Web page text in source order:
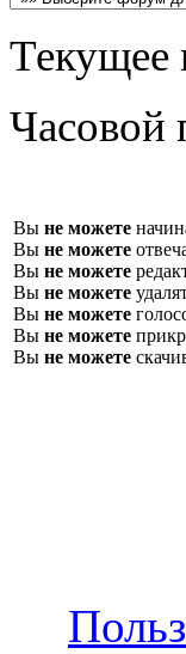
Текущее
Часовой
Вы не можете
Вы не можете
Вы не можете
Вы не можете
Вы не можете
Вы не можете
Вы не можете